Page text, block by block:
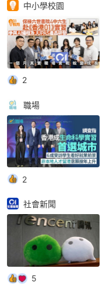
中小學校園
2
職場
2
社會新聞
5